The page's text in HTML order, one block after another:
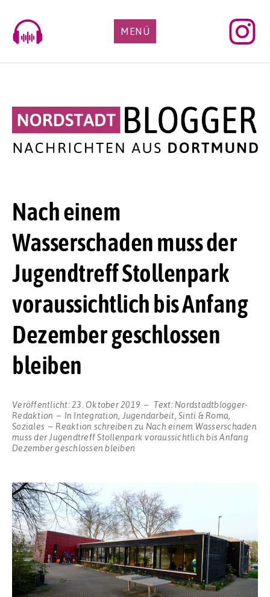
content
MENÜ
Nach einem
Wasserschaden muss der
Jugendtreff Stollenpark
voraussichtlich bis Anfang
Dezember geschlossen
bleiben
Veröffentlicht:23. Oktober 2019 Text: Nordstadtblogger-
Redaktion
In Integration, Jugendarbeit, Sinti & Roma,
Soziales
Reaktion schreiben zu Nach einem Wasserschaden
muss der Jugendtreff Stollenpark voraussichtlich bis Anfang
Dezember geschlossen bleiben